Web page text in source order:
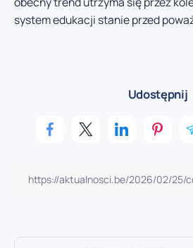
system edukacji stanie przed
Udostępnij